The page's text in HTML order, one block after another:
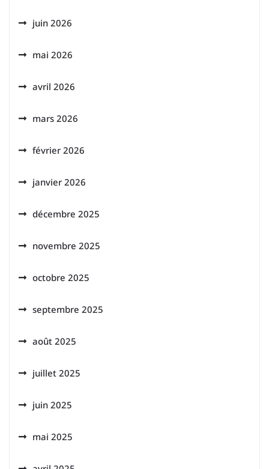
juin 2026
mai 2026
avril 2026
mars 2026
février 2026
janvier 2026
décembre 2025
novembre 2025
octobre 2025
septembre 2025
août 2025
juillet 2025
juin 2025
mai 2025